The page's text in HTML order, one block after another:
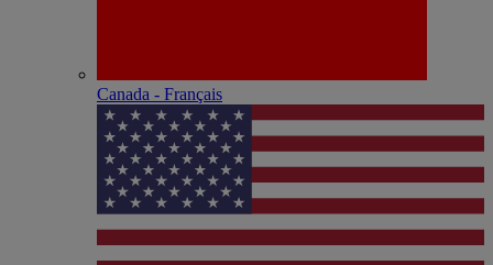
Canada - Français